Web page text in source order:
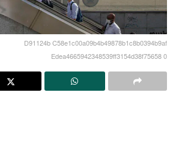
D91124b C58e1c00a09b4b49878b1c8b0394b9af
Edea4665942348539ff3154d38f75658 0